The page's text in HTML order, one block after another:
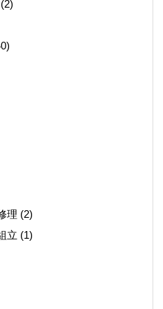
(2)
理 (2)
立 (1)